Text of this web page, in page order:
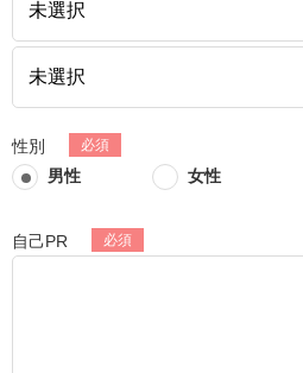
性別
男性
女性
自己PR